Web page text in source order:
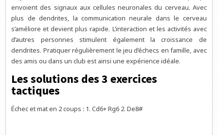
envoient des signaux aux cellules neuronales du cerveau. Avec
plus de dendrites, la communication neurale dans le cerveau
s’améliore et devient plus rapide. L’interaction et les activités avec
d’autres personnes stimulent également la croissance de
dendrites. Pratiquer régulièrement le jeu d’échecs en famille, avec
des amis ou dans un club est ainsi une expérience idéale.
Les solutions des 3 exercices
tactiques
Échec et mat en 2 coups : 1. Cd6+ Rg6 2. De8#